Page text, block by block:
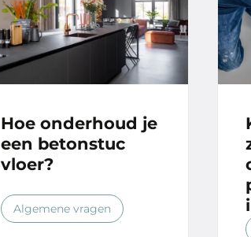
Hoe onderhoud je
een betonstuc
vloer?
Algemene vragen